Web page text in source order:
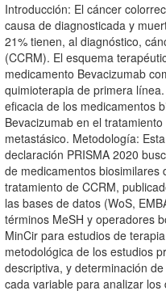
Introducción: El cáncer
causa de diagnosticada y
21% tienen, al diagnóstico,
(CCRM). El esquema
medicamento Bevacizumab
quimioterapia de primera
eficacia de los medicamentos
Bevacizumab en el
metastásico. Metodología:
declaración PRISMA 2020
de medicamentos biosimilares
tratamiento de CCRM,
las bases de datos (WoS,
términos MeSH y operadores
MinCir para estudios de
metodológica de los estudios
descriptiva, y determinación
cada variable para analizar